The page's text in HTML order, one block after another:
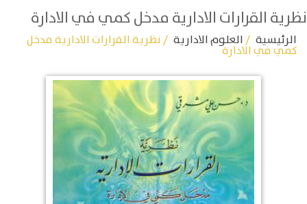
نظرية القرارات الادارية مدخل كمي في الادارة
الرئيسية /العلوم الادارية / نظرية القرارات الادارية مدخل
كمي في الادارة